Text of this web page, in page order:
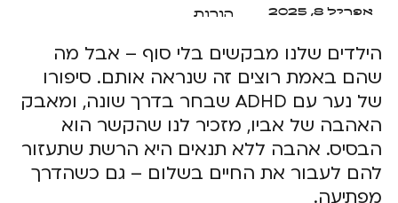
אפריל 8, 2025 הורות
הילדים שלנו מבקשים בלי סוף – אבל מה
שהם באמת רוצים זה שנראה אותם. סיפורו
של נער עם ADHD שבחר בדרך שונה, ומאבק
האהבה של אביו, מזכיר לנו שהקשר הוא
הבסיס. אהבה ללא תנאים היא הרשת שתעזור
להם לעבור את החיים בשלום – גם כשהדרך
מפתיעה.